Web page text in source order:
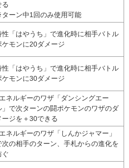
る
ーン中1回のみ使用可能
性「はやうち」で進化時に相手バトル
ケモンに20ダメージ
性「はやうち」で進化時に相手バトル
ケモンに30ダメージ
ネルギーのワザ「ダンシングエー
」で次ターンの闘ポケモンのワザのダ
ージを＋30できる
ネルギーのワザ「しんかジャマー」
次の相手のターン、手札からの進化を
ぐ